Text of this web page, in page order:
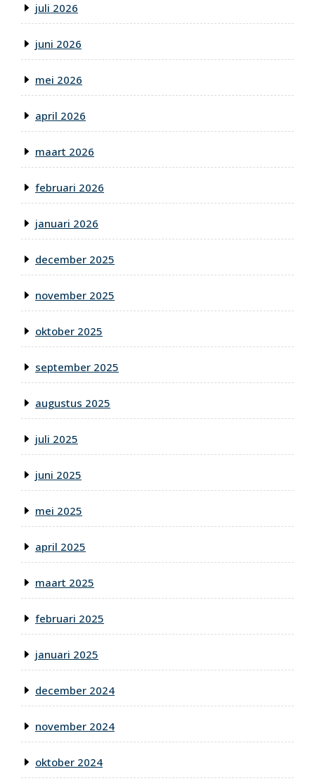
juli 2026
juni 2026
mei 2026
april 2026
maart 2026
februari 2026
januari 2026
december 2025
november 2025
oktober 2025
september 2025
augustus 2025
juli 2025
juni 2025
mei 2025
april 2025
maart 2025
februari 2025
januari 2025
december 2024
november 2024
oktober 2024